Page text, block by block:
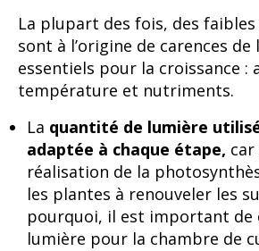
La plupart des fois, des
sont à l’origine de carences de
essentiels pour la croissance :
température et nutriments.
La quantité de lumière
adaptée à chaque étape,
réalisation de la
les plantes à renouveler les
pourquoi, il est important de
lumière pour la chambre de